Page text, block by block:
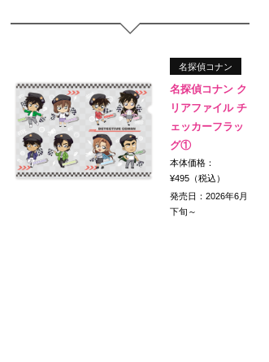
名探偵コナン
名探偵コナン ク
リアファイル チ
ェッカーフラッ
グ①
本体価格：
¥495（税込）
発売日：2026年6月
下旬～